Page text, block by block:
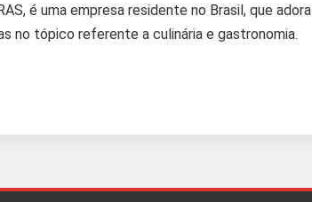
é uma empresa residente no Brasil, que adora
no tópico referente a culinária e gastronomia.